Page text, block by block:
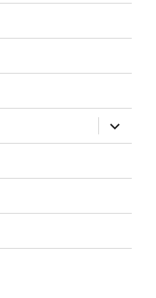
laienda